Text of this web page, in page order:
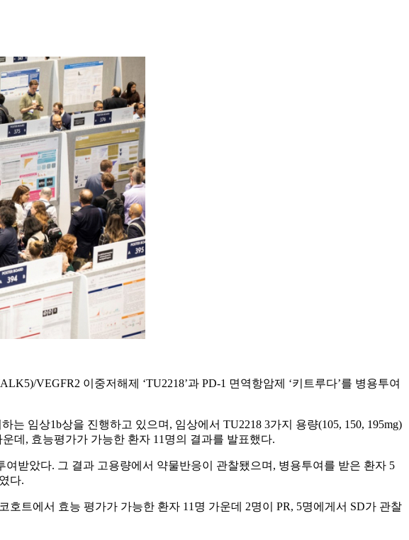
VEGFR2 이중저해제 ‘TU2218’과 PD-1 면역항암제 ‘키트루다’를 병용투여
임상1b상을 진행하고 있으며, 임상에서 TU2218 3가지 용량(105, 150, 195mg)
데, 효능평가가 가능한 환자 11명의 결과를 발표했다.
받았다. 그 결과 고용량에서 약물반응이 관찰됐으며, 병용투여를 받은 환자 5
다.
트에서 효능 평가가 가능한 환자 11명 가운데 2명이 PR, 5명에게서 SD가 관찰